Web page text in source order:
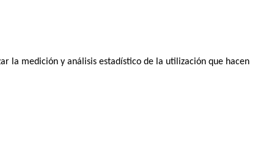
la medición y análisis estadístico de la utilización que hacen